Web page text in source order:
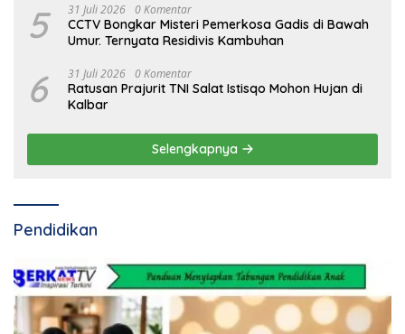
5 31 Juli 2026 0 Komentar
CCTV Bongkar Misteri Pemerkosa Gadis di Bawah
Umur. Ternyata Residivis Kambuhan
6 31 Juli 2026 0 Komentar
Ratusan Prajurit TNI Salat Istisqo Mohon Hujan di
Kalbar
Selengkapnya
Pendidikan